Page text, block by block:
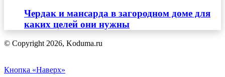
Чердак и мансарда в загородном доме для
каких целей они нужны
© Copyright 2026, Koduma.ru
Кнопка «Наверх»